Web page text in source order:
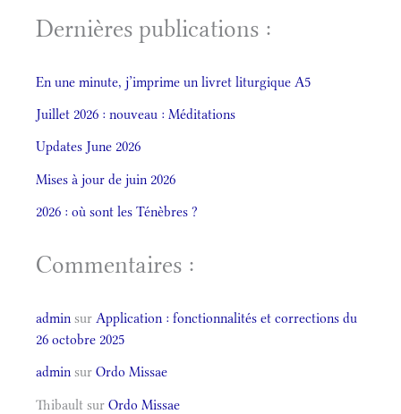
Dernières publications :
En une minute, j’imprime un livret liturgique A5
Juillet 2026 : nouveau : Méditations
Updates June 2026
Mises à jour de juin 2026
2026 : où sont les Ténèbres ?
Commentaires :
admin sur Application : fonctionnalités et corrections du
26 octobre 2025
admin sur Ordo Missae
Thibault sur Ordo Missae